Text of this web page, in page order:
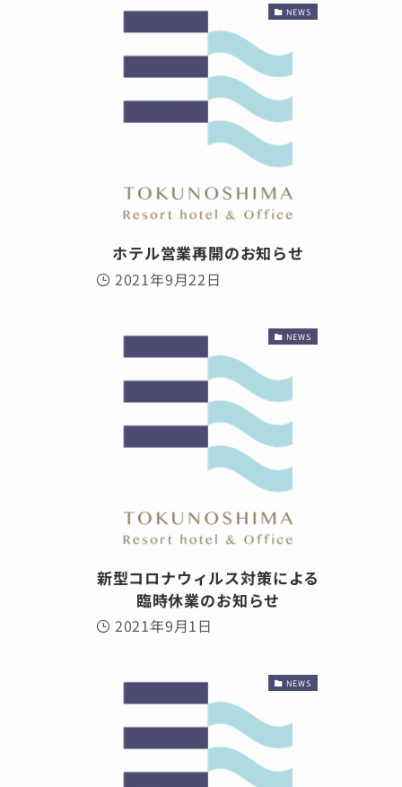
NEWS
ホテル営業再開のお知らせ
2021年9月22日
NEWS
新型コロナウィルス対策による
臨時休業のお知らせ
2021年9月1日
NEWS